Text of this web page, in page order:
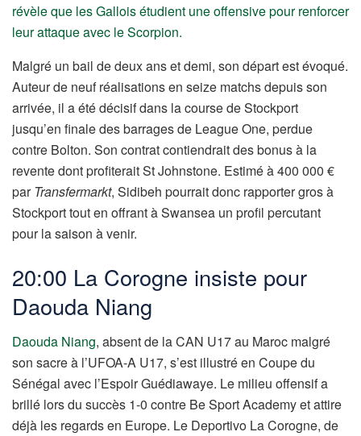
révèle que les Gallois étudient une offensive pour renforcer
leur attaque avec le Scorpion.
Malgré un bail de deux ans et demi, son départ est évoqué.
Auteur de neuf réalisations en seize matchs depuis son
arrivée, il a été décisif dans la course de Stockport
jusqu’en finale des barrages de League One, perdue
contre Bolton. Son contrat contiendrait des bonus à la
revente dont profiterait St Johnstone. Estimé à 400 000 €
par Transfermarkt, Sidibeh pourrait donc rapporter gros à
Stockport tout en offrant à Swansea un profil percutant
pour la saison à venir.
20:00 La Corogne insiste pour
Daouda Niang
Daouda Niang, absent de la CAN U17 au Maroc malgré
son sacre à l’UFOA-A U17, s’est illustré en Coupe du
Sénégal avec l’Espoir Guédiawaye. Le milieu offensif a
brillé lors du succès 1-0 contre Be Sport Academy et attire
déjà les regards en Europe. Le Deportivo La Corogne, de